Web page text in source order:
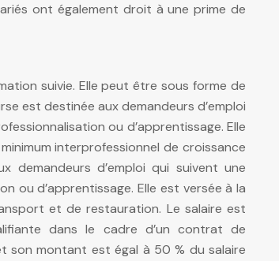
ont également droit à une prime de
suivie. Elle peut être sous forme de
est destinée aux demandeurs d’emploi
ou d’apprentissage. Elle
interprofessionnel de croissance
demandeurs d’emploi qui suivent une
ou d’apprentissage. Elle est versée à la
et de restauration. Le salaire est
dans le cadre d’un contrat de
son montant est égal à 50 % du salaire